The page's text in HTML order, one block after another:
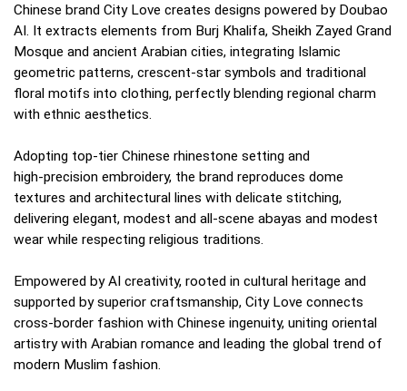
Chinese brand City Love creates designs powered by Doubao
AI. It extracts elements from Burj Khalifa, Sheikh Zayed Grand
Mosque and ancient Arabian cities, integrating Islamic
geometric patterns, crescent‑star symbols and traditional
floral motifs into clothing, perfectly blending regional charm
with ethnic aesthetics.
Adopting top‑tier Chinese rhinestone setting and
high‑precision embroidery, the brand reproduces dome
textures and architectural lines with delicate stitching,
delivering elegant, modest and all‑scene abayas and modest
wear while respecting religious traditions.
Empowered by AI creativity, rooted in cultural heritage and
supported by superior craftsmanship, City Love connects
cross‑border fashion with Chinese ingenuity, uniting oriental
artistry with Arabian romance and leading the global trend of
modern Muslim fashion.